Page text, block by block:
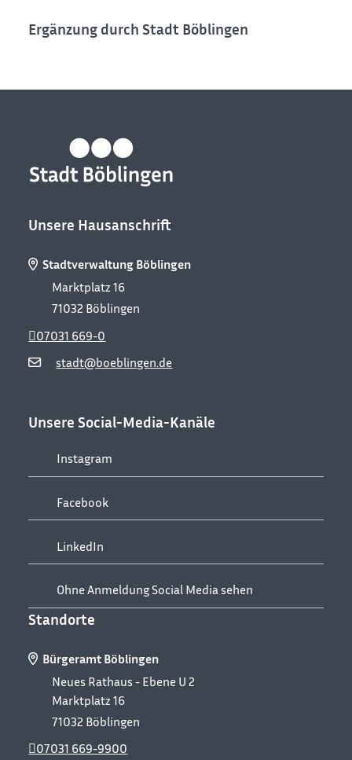
Ergänzung durch Stadt Böblingen
Unsere Hausanschrift
Stadtverwaltung Böblingen
Marktplatz 16
71032 Böblingen
stadt@boeblingen.de
07031 669-0
Unsere Social-Media-Kanäle
Instagram
Facebook
LinkedIn
Ohne Anmeldung Social Media sehen
Standorte
Bürgeramt Böblingen
Neues Rathaus - Ebene U 2
Marktplatz 16
71032 Böblingen
07031 669-9900